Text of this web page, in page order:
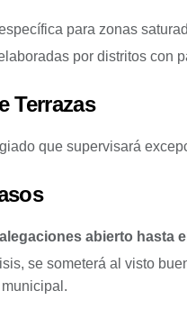
para zonas
por distritos con
Terrazas
que supervisará
abierto hasta
se someterá al visto